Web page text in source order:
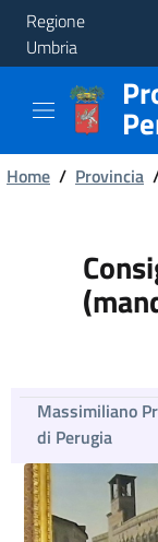
Regione
Umbria
Provincia
Aree
Tematiche
Briciole
Home / Provincia
Massimiliano
di Perugia